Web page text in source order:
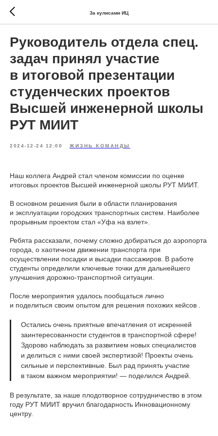
За кулисами ИЦ
Руководитель отдела спец.
задач принял участие
в итоговой презентации
студенческих проектов
Высшей инженерной школы
РУТ МИИТ
2024-12-24 12:00 ЖИЗНЬ КОМАНДЫ
Наш коллега Андрей стал членом комиссии по оценке
итоговых проектов Высшей инженерной школы РУТ МИИТ.
В основном решения были в области планирования
и эксплуатации городских транспортных систем. Наиболее
прорывным проектом стал «Уфа на взлет».
Ребята рассказали, почему сложно добираться до аэропорта
города, о хаотичном движении транспорта при
осуществлении посадки и высадки пассажиров. В работе
студенты определили ключевые точки для дальнейшего
улучшения дорожно-транспортной ситуации.
После мероприятия удалось пообщаться лично
и поделиться своим опытом для решения похожих кейсов .
Остались очень приятные впечатления от искренней
заинтересованности студентов в транспортной сфере!
Здорово наблюдать за развитием новых специалистов
и делиться с ними своей экспертизой! Проекты очень
сильные и перспективные. Был рад принять участие
в таком важном мероприятии! — поделился Андрей.
В результате, за наше плодотворное сотрудничество в этом
году РУТ МИИТ вручил благодарность Инновационному
центру.